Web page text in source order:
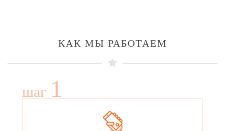
КАК МЫ РАБОТАЕМ
шаг 1